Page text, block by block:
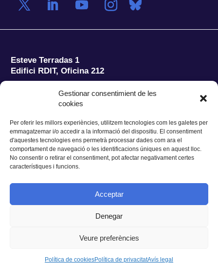
Gestionar consentimient de les
cookies
Per oferir les millors experiències, utilitzem tecnologies com les galetes per
emmagatzemar i/o accedir a la informació del dispositiu. El consentiment
d'aquestes tecnologies ens permetrà processar dades com ara el
comportament de navegació o les identificacions úniques en aquest lloc.
No consentir o retirar el consentiment, pot afectar negativament certes
característiques i funcions.
Acceptar
Denegar
Veure preferències
Política de cookiesPolítica de privacitatAvís legal
Esteve Terradas 1
Edifici RDIT, Oficina 212
Parc Mediterrani de la Tecnologia (PMT)
del Baix Llobregat – UPC
Tel.:+34 93 280 2088
Fax:+34 93 280 6395
E-mail:ieec@ieec.cat
CONTACTE